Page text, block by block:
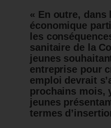
« En outre, dans
économique
les
sanitaire de la
jeunes
entreprise pour
emploi devrait
prochains mois,
jeunes
termes